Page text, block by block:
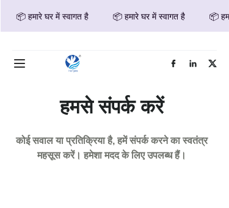
📦 हमारे घर में स्वागत है 📦 हमारे घर में स्वागत है
📦
हमसे संपर्क करें
कोई सवाल या प्रतिक्रिया है, हमें संपर्क करने का स्वतंत्र
महसूस करें। हमेशा मदद के लिए उपलब्ध हैं।
समाचार